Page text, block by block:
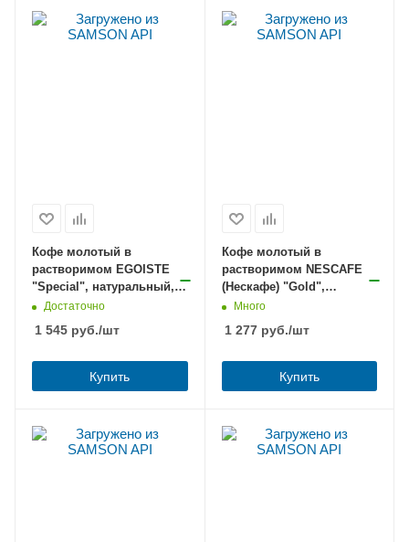
Кофе молотый в
растворимом EGOISTE
"Special", натуральный,
100 г, 100% арабика,
Достаточно
1 545 руб./шт
Купить
Кофе молотый в
растворимом NESCAFE
(Нескафе) "Gold",
сублимированный, 190 г,
12135508
Много
1 277руб./шт
Купить